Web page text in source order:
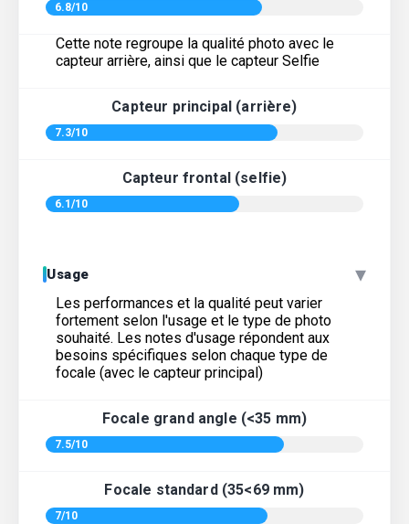
6.8/10
Cette note regroupe la qualité photo avec le
capteur arrière, ainsi que le capteur Selfie
Capteur principal (arrière)
7.3/10
Capteur frontal (selfie)
6.1/10
Usage ▾
Les performances et la qualité peut varier
fortement selon l'usage et le type de photo
souhaité. Les notes d'usage répondent aux
besoins spécifiques selon chaque type de
focale (avec le capteur principal)
Focale grand angle (<35 mm)
7.5/10
Focale standard (35<69 mm)
7/10